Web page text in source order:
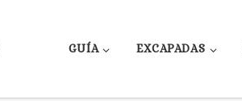
GUÍA EXCAPADAS